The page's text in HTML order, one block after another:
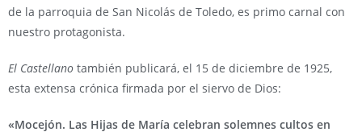
de la parroquia de San Nicolás de Toledo, es primo carnal con
nuestro protagonista.
El Castellano también publicará, el 15 de diciembre de 1925,
esta extensa crónica firmada por el siervo de Dios:
«Mocejón. Las Hijas de María celebran solemnes cultos en